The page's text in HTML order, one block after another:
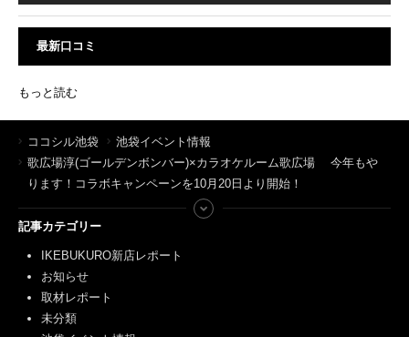
最新口コミ
もっと読む
ココシル池袋
池袋イベント情報
歌広場淳(ゴールデンボンバー)×カラオケルーム歌広場 今年もや
ります！コラボキャンペーンを10月20日より開始！
記事カテゴリー
IKEBUKURO新店レポート
お知らせ
取材レポート
未分類